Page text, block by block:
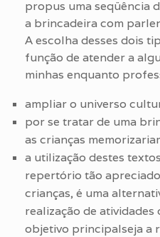
propus uma seqüência
a brincadeira com
A escolha desses dois
função de atender a
minhas enquanto
ampliar o universo
por se tratar de uma
as crianças
a utilização destes
repertório tão
crianças, é uma
realização de
objetivo principalseja a